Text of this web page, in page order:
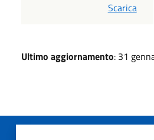
PDF
Scarica
Ultimo aggiornamento: 31